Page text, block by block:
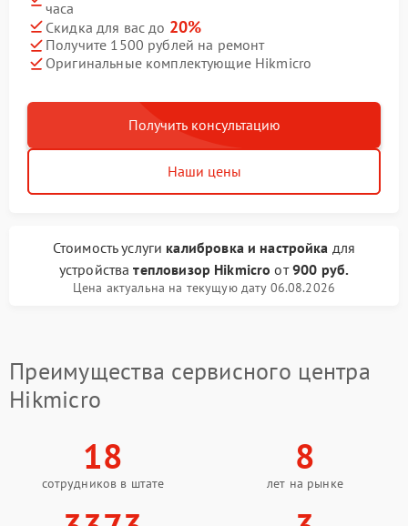
часа
Скидка для вас до 20%
Получите 1500 рублей на ремонт
Оригинальные комплектующие Hikmicro
Получить консультацию
Наши цены
Стоимость услуги калибровка и настройка для
устройстватепловизор Hikmicro от900 руб.
Цена актуальна на текущую дату 06.08.2026
Преимущества сервисного центра
Hikmicro
18
сотрудников в штате
8
лет на рынке